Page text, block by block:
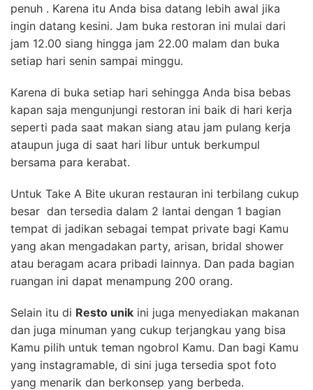
penuh . Karena itu Anda bisa datang lebih awal jika
ingin datang kesini. Jam buka restoran ini mulai dari
jam 12.00 siang hingga jam 22.00 malam dan buka
setiap hari senin sampai minggu.
Karena di buka setiap hari sehingga Anda bisa bebas
kapan saja mengunjungi restoran ini baik di hari kerja
seperti pada saat makan siang atau jam pulang kerja
ataupun juga di saat hari libur untuk berkumpul
bersama para kerabat.
Untuk Take A Bite ukuran restauran ini terbilang cukup
besar dan tersedia dalam 2 lantai dengan 1 bagian
tempat di jadikan sebagai tempat private bagi Kamu
yang akan mengadakan party, arisan, bridal shower
atau beragam acara pribadi lainnya. Dan pada bagian
ruangan ini dapat menampung 200 orang.
Selain itu di Resto unik ini juga menyediakan makanan
dan juga minuman yang cukup terjangkau yang bisa
Kamu pilih untuk teman ngobrol Kamu. Dan bagi Kamu
yang instagramable, di sini juga tersedia spot foto
yang menarik dan berkonsep yang berbeda.